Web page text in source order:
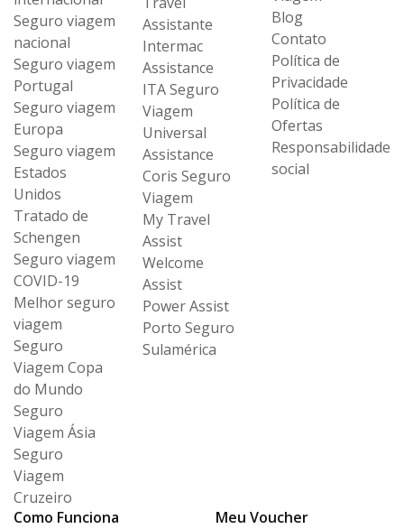
Seguro viagem
nacional
Seguro viagem
Portugal
Seguro viagem
Europa
Seguro viagem
Estados
Unidos
Tratado de
Schengen
Seguro viagem
COVID-19
Melhor seguro
viagem
Seguro
Viagem Copa
do Mundo
Seguro
Viagem Ásia
Seguro
Viagem
Cruzeiro
Assistante
Intermac
Assistance
ITA Seguro
Viagem
Universal
Assistance
Coris Seguro
Viagem
My Travel
Assist
Welcome
Assist
Power Assist
Porto Seguro
Sulamérica
Blog
Contato
Política de
Privacidade
Política de
Ofertas
Responsabilidade
social
Como Funciona
Meu Voucher